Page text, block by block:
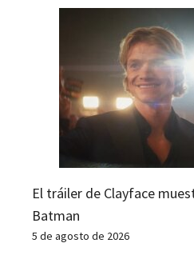
El tráiler de Clayface
Batman
5 de agosto de 2026